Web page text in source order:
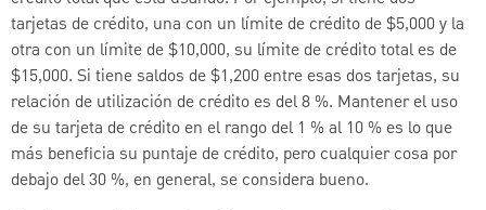
tarjetas de crédito, una con un límite de crédito de $5,000 y la
otra con un límite de $10,000, su límite de crédito total es de
$15,000. Si tiene saldos de $1,200 entre esas dos tarjetas, su
relación de utilización de crédito es del 8 %. Mantener el uso
de su tarjeta de crédito en el rango del 1 % al 10 % es lo que
más beneficia su puntaje de crédito, pero cualquier cosa por
debajo del 30 %, en general, se considera bueno.